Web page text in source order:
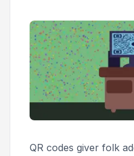
QR codes giver folk